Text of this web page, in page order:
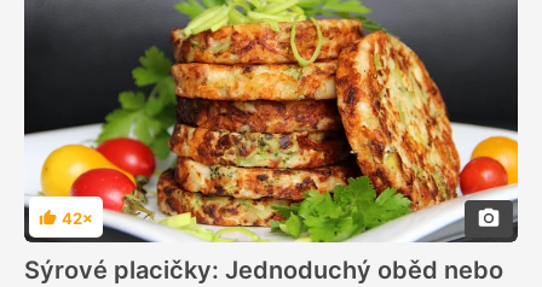
Hodnocení
42×
Sýrové placičky: Jednoduchý oběd nebo